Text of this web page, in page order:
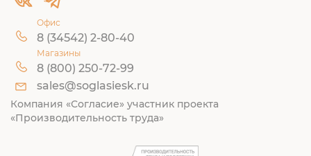
Офис
8 (34542) 2-80-40
Магазины
8 (800) 250-72-99
sales@soglasiesk.ru
Компания «Согласие» участник проекта
«Производительность труда»